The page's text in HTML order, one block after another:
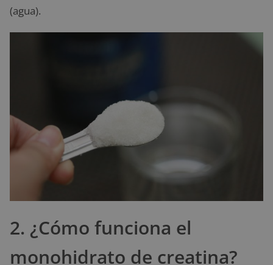
(agua).
2. ¿Cómo funciona el
monohidrato de creatina?